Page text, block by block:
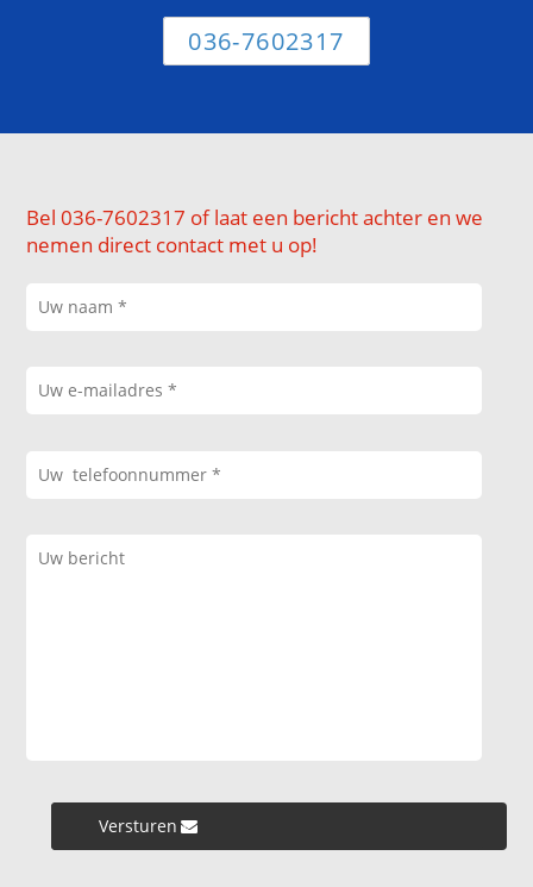
036-7602317
Bel 036-7602317 of laat een bericht achter en we
nemen direct contact met u op!
Versturen »